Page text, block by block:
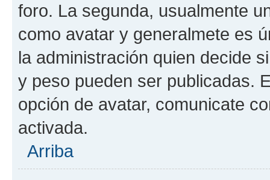
foro. La segunda, usualmente
como avatar y generalmete es
la administración quien decide
y peso pueden ser publicadas.
opción de avatar, comunicate
activada.
Arriba